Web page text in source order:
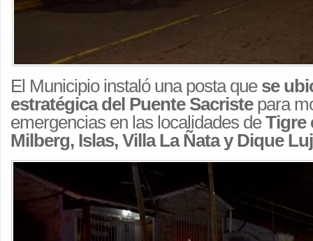
El Municipio instaló una posta que se
estratégica del Puente Sacristepara
emergencias en las localidades deTigre
Milberg, Islas, Villa La Ñata y Dique